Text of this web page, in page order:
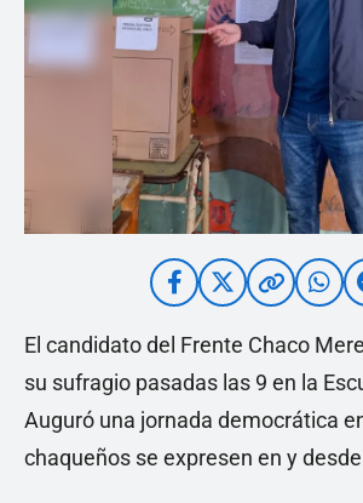
El candidato del Frente Chaco
su sufragio pasadas las 9 en la
Auguró una jornada democrática
chaqueños se expresen en y